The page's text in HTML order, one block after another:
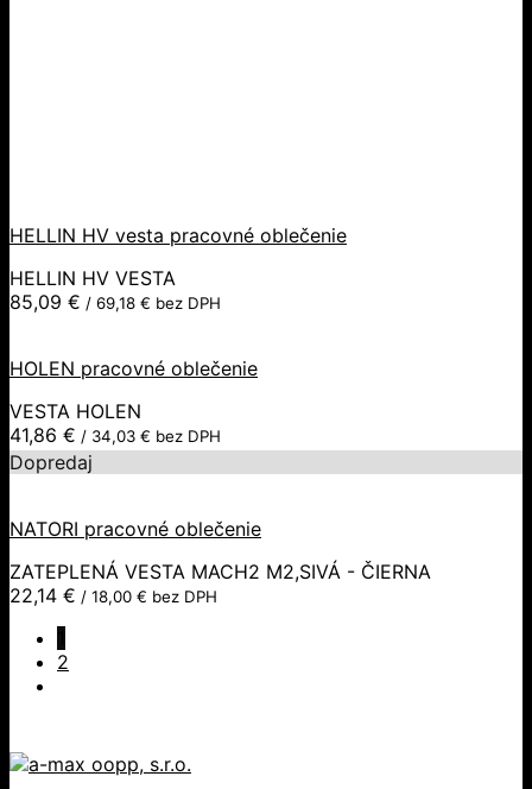
HELLIN HV vesta pracovné oblečenie
HELLIN HV VESTA
85,09 € / 69,18 € bez DPH
HOLEN pracovné oblečenie
VESTA HOLEN
41,86 € / 34,03 € bez DPH
Dopredaj
NATORI pracovné oblečenie
ZATEPLENÁ VESTA MACH2 M2,SIVÁ - ČIERNA
22,14 € / 18,00 € bez DPH
2